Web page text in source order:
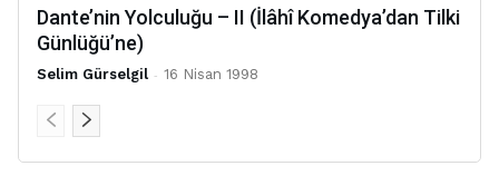
Dante’nin Yolculuğu – II (İlâhî Komedya’dan Tilki
Günlüğü’ne)
Selim Gürselgil - 16 Nisan 1998